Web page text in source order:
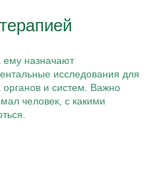
ему назначают
исследования для
органов и систем. Важно
человек, с какими